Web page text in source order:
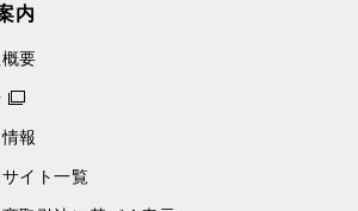
内
要
報
イト一覧